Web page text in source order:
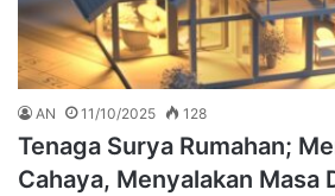
AN 11/10/2025 128
Tenaga Surya Rumahan;
Cahaya, Menyalakan Masa